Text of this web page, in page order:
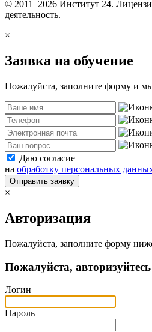
© 2011–2026 Институт 24.
деятельность.
×
Заявка на обучение
Пожалуйста, заполните форму и
Даю согласие
на обработку персональных
Отправить заявку
×
Авторизация
Пожалуйста, заполните форму
Пожалуйста, авторизуйтесь
Логин
Пароль